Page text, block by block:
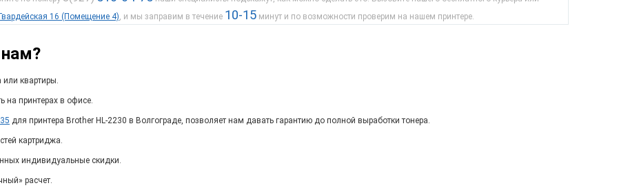
16 (Помещение 4), и мы заправим в течение 10-15 минут и по возможности проверим на нашем принтере.
квартиры.
на принтерах в офисе.
для принтера Brother HL-2230 в Волгограде, позволяет нам давать гарантию до полной выработки тонера.
картриджа.
индивидуальные скидки.
расчет.